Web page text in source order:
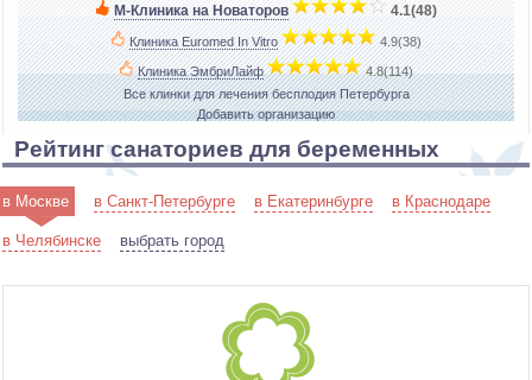
М-Клиника на Новаторов 4.1(48)
Клиника Euromed In Vitro­ 4.9(38)
Клиника ЭмбриЛайф­
4.8(114)
Все клинки для лечения бесплодия Петербурга
Добавить организацию
Рейтинг санаториев для беременных
в Москве в Санкт-Петербурге в Екатеринбурге в Краснодаре
в Челябинске выбрать город